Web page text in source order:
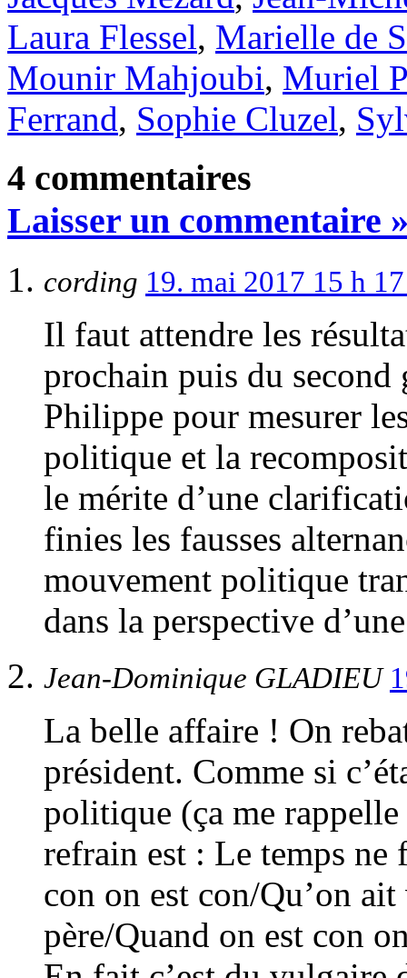
Laura Flessel, Marielle de
Mounir Mahjoubi, Muriel
Ferrand, Sophie Cluzel,
4 commentaires
Laisser un commentaire
cording 19. mai 2017 15 h
Il faut attendre les
prochain puis du second
Philippe pour mesurer
politique et la
le mérite d’une
finies les fausses
mouvement politique
dans la perspective
Jean-Dominique GLADIEU
La belle affaire ! On
président. Comme si
politique (ça me rappelle
refrain est : Le temps ne
con on est con/Qu’on
père/Quand on est con